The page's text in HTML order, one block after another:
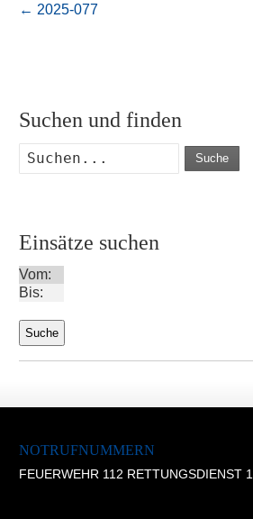
← 2025-077
Suchen und finden
Suche
Einsätze suchen
Vom:
Bis:
NOTRUFNUMMERN
FEUERWEHR 112 RETTUNGSDIENST